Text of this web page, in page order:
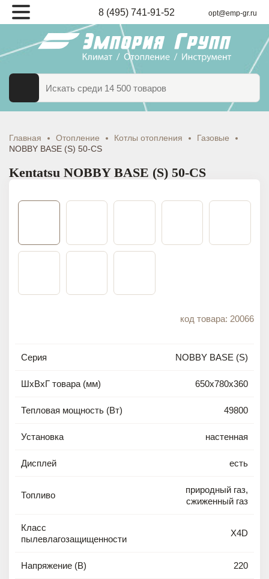
Главная Отопление Котлы отопления
Газовые
NOBBY BASE (S) 50-CS
Kentatsu NOBBY BASE (S) 50-CS
код товара: 20066
Серия NOBBY BASE (S)
ШxВxГ товара (мм) 650x780x360
Тепловая мощность (Вт) 49800
Установка настенная
Дисплей есть
Топливо
природный газ,
сжиженный газ
Класс
пылевлагозащищенности
X4D
Напряжение (В) 220
8 (495) 741-91-52 opt@emp-gr.ru